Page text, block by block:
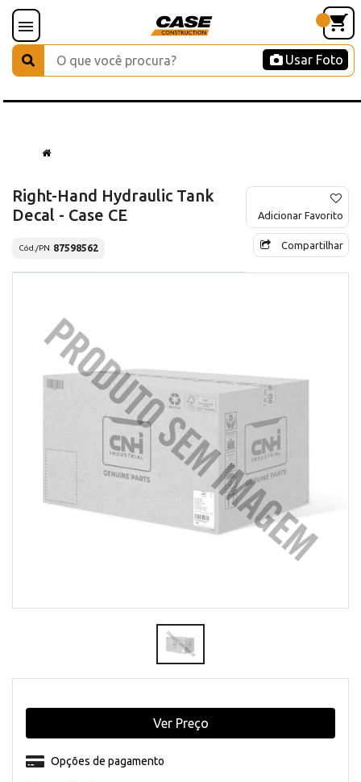
Usar Foto
Right-Hand Hydraulic Tank
Decal - Case CE
Cód./PN 87598562
Adicionar Favorito
Compartilhar
Opções de pagamento
Ver Preço